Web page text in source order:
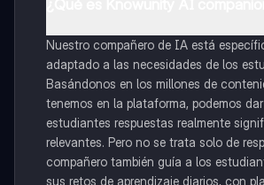
Nuestro compañero de IA está
adaptado a las necesidades de los
Basándonos en los millones de
tenemos en la plataforma, podemos
estudiantes respuestas realmente
relevantes. Pero no se trata solo de
compañero también guía a los
sus retos de aprendizaje diarios, con